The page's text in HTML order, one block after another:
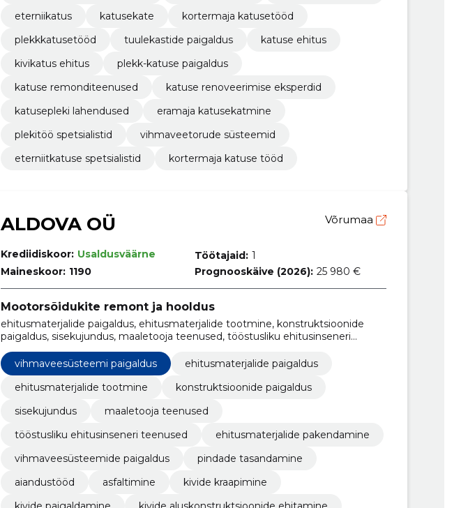
eterniikatus
katusekate
kortermaja katusetööd
plekkkatusetööd
tuulekastide paigaldus
katuse ehitus
kivikatus ehitus
plekk-katuse paigaldus
katuse remonditeenused
katuse renoveerimise eksperdid
katusepleki lahendused
eramaja katusekatmine
plekitöö spetsialistid
vihmaveetorude süsteemid
eterniitkatuse spetsialistid
kortermaja katuse tööd
ALDOVA OÜ Võrumaa
Krediidiskoor: Usaldusväärne
Maineskoor: 1190
Töötajaid: 1
Prognooskäive (2026): 25 980 €
Mootorsõidukite remont ja hooldus
ehitusmaterjalide paigaldus, ehitusmaterjalide tootmine, konstruktsioonide
paigaldus, sisekujundus, maaletooja teenused, tööstusliku ehitusinseneri
teenused, ehitusmaterjalide pakendamine, vihmaveesüsteemide paigaldus,
pindade tasandamine, aiandustööd
vihmaveesüsteemi paigaldus
ehitusmaterjalide paigaldus
ehitusmaterjalide tootmine
konstruktsioonide paigaldus
sisekujundus
maaletooja teenused
tööstusliku ehitusinseneri teenused
ehitusmaterjalide pakendamine
vihmaveesüsteemide paigaldus
pindade tasandamine
aiandustööd
asfaltimine
kivide kraapimine